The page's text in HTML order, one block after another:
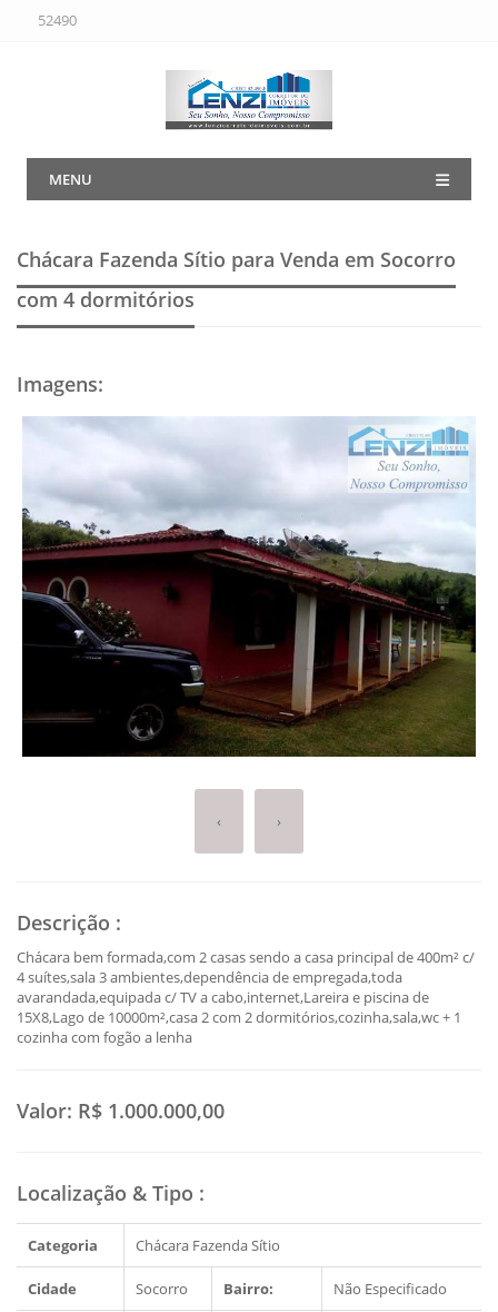
52490
MENU
Chácara Fazenda Sítio para Venda em Socorro
com 4 dormitórios
Imagens:
‹ ›
Descrição :
Chácara bem formada,com 2 casas sendo a casa principal de 400m² c/
4 suítes,sala 3 ambientes,dependência de empregada,toda
avarandada,equipada c/ TV a cabo,internet,Lareira e piscina de
15X8,Lago de 10000m²,casa 2 com 2 dormitórios,cozinha,sala,wc + 1
cozinha com fogão a lenha
Valor: R$ 1.000.000,00
Localização & Tipo :
Categoria Chácara Fazenda Sítio
Cidade Socorro Bairro: Não Especificado